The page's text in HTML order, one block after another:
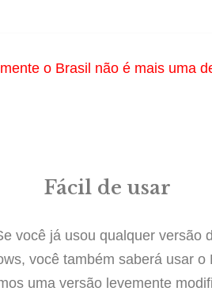
o Brasil não é mais uma
Fácil de usar
você já usou qualquer versão
você também saberá usar o
uma versão levemente